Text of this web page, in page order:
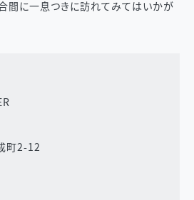
間に一息つきに訪れてみてはいかが
町2-12